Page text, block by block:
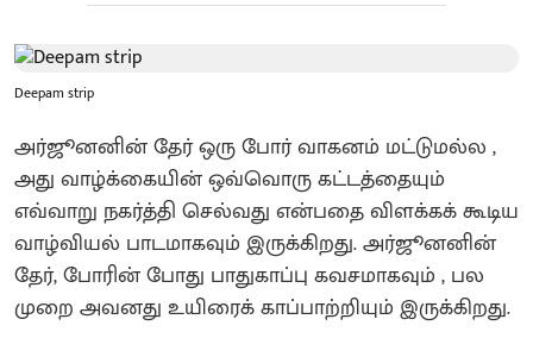
Deepam strip
அர்ஜூனனின் தேர் ஒரு போர் வாகனம் மட்டுமல்ல ,
அது வாழ்க்கையின் ஒவ்வொரு கட்டத்தையும்
எவ்வாறு நகர்த்தி செல்வது என்பதை விளக்கக் கூடிய
வாழ்வியல் பாடமாகவும் இருக்கிறது. அர்ஜூனனின்
தேர், போரின் போது பாதுகாப்பு கவசமாகவும் , பல
முறை அவனது உயிரைக் காப்பாற்றியும் இருக்கிறது.